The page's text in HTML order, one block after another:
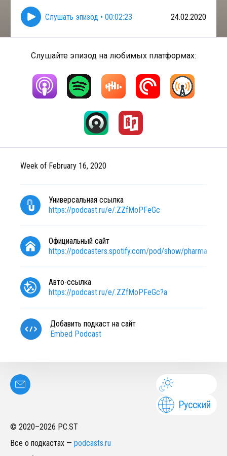
Слушать эпизод • 00:02:23 24.02.2020
Слушайте эпизод на любимых платформах:
Week of February 16, 2020
Универсальная ссылка
https://podcast.ru/e/.ZZfMoPFeGc
Официальный сайт
https://podcasters.spotify.com/pod/show/
Авто-ссылка
https://podcast.ru/e/.ZZfMoPFeGc?a
Добавить подкаст на сайт
Embed Podcast
Русский
© 2020–2026 PC.ST
Все о подкастах — podcasts.ru